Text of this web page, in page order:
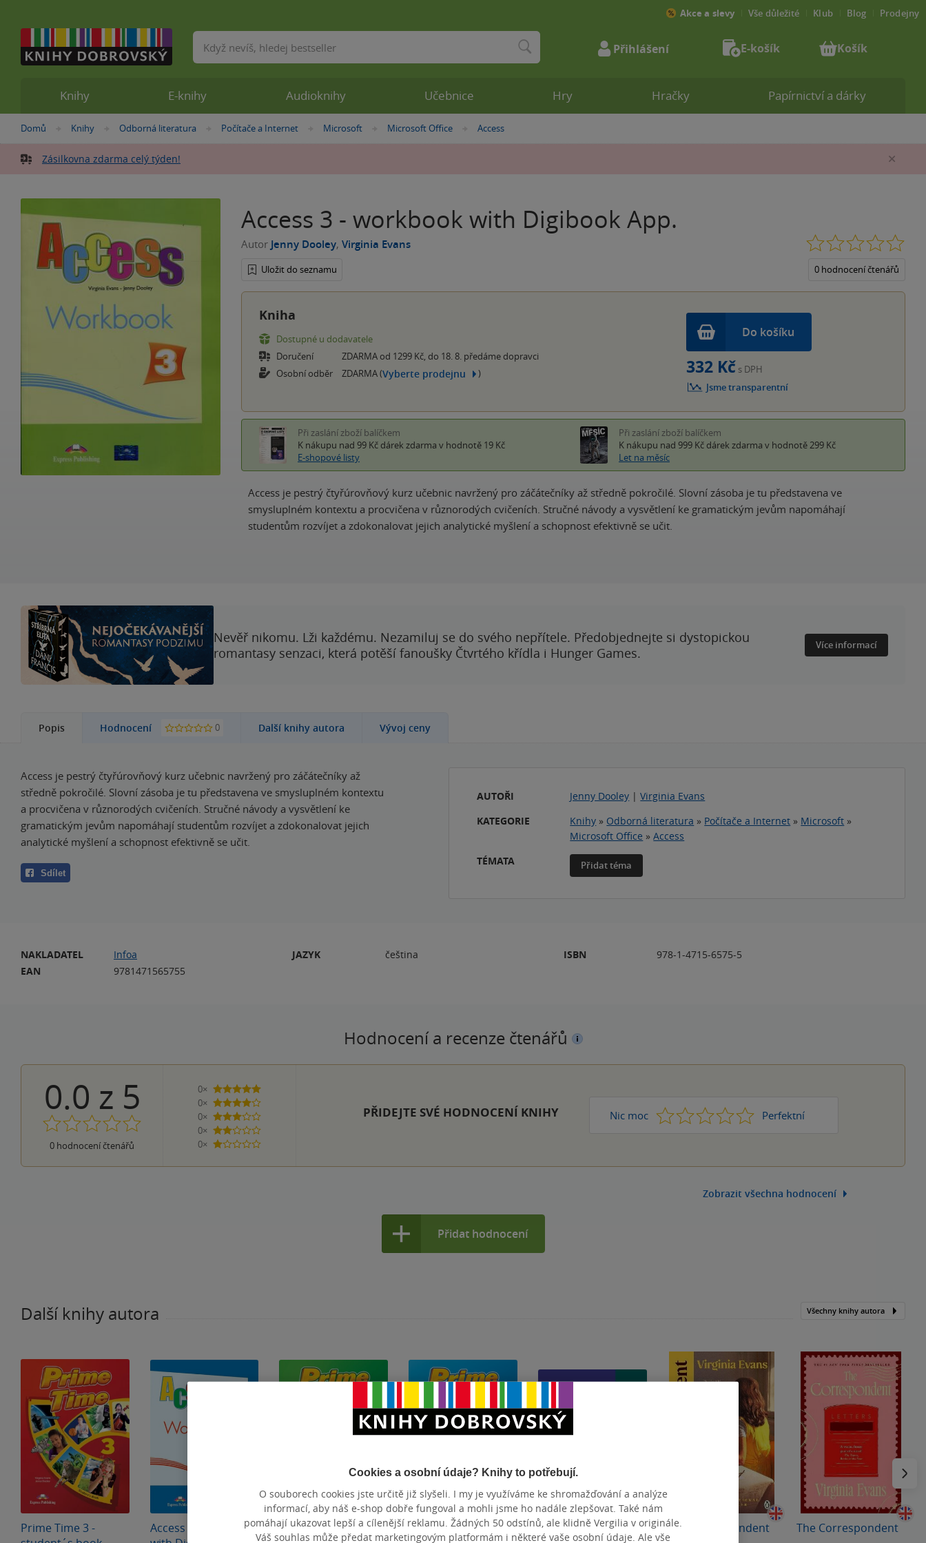
Nacházíte
zde:
Domů »
Knihy »
Odborná literatura »Počítače a Internet »
Microsoft »
Microsoft Office »Access
Zásilkovna zdarma celý týden!
Access 3 - workbook with Digibook App.
Autor Jenny Dooley, Virginia Evans
Uložit do seznamu 0 hodnocení čtenářů
Kniha
Dostupné u dodavatele
Doručení
ZDARMA od 1299 Kč, do 18. 8. předáme dopravci
Osobní odběr
ZDARMA (Vyberte prodejnu )
Do košíku
332 Kč s DPH
Jsme transparentní
Při zaslání zboží balíčkem
K nákupu nad 99 Kč dárek zdarma v hodnotě 19 Kč
E-shopové listy
Při zaslání zboží balíčkem
K nákupu nad 999 Kč dárek zdarma v hodnotě 299 Kč
Let na měsíc
Access je pestrý čtyřúrovňový kurz učebnic navržený pro záčátečníky až středně pokročilé. Slovní zásoba je tu představena ve
smysluplném kontextu a procvičena v různorodých cvičeních. Stručné návody a vysvětlení ke gramatickým jevům napomáhají
studentům rozvíjet a zdokonalovat jejich analytické myšlení a schopnost efektivně se učit.
Nevěř nikomu. Lži každému. Nezamiluj se do svého nepřítele. Předobjednejte si dystopickou
romantasy senzaci, která potěší fanoušky Čtvrtého křídla i Hunger Games.
Více informací
Popis Hodnocení 0 Další knihy autora Vývoj ceny
Access je pestrý čtyřúrovňový kurz učebnic navržený pro záčátečníky až
středně pokročilé. Slovní zásoba je tu představena ve smysluplném kontextu
a procvičena v různorodých cvičeních. Stručné návody a vysvětlení ke
gramatickým jevům napomáhají studentům rozvíjet a zdokonalovat jejich
analytické myšlení a schopnost efektivně se učit.
Sdílet
AUTOŘI Jenny Dooley |Virginia Evans
KATEGORIE
Knihy » Odborná literatura » Počítače a Internet » Microsoft »
Microsoft Office »Access
TÉMATA
Přidat téma
NAKLADATEL
Infoa
EAN
9781471565755
JAZYK čeština ISBN 978-1-4715-6575-5
Hodnocení a recenze čtenářů
0.0 z 5
0 hodnocení čtenářů
0×
5 hvězdiček
0×
4 hvězdičky
0×
3 hvězdičky
0×
2 hvězdičky
0×
1 hvezdička
PŘIDEJTE SVÉ HODNOCENÍ KNIHY Nic moc 1 2 3 4 Perfektní
5
Zobrazit všechna hodnocení
Přidat hodnocení
Další knihy autora Všechny knihy autora
Prime Time 3 -
Access 2 - workbook
Prime Time 2 -
Prime Time 1 -
Enterprise 4
The Correspondent The Correspondent
Knihy E-knihy Audioknihy Učebnice Hry Hračky Papírnictví a dárky
Akce a slevy Vše důležité Klub Blog Prodejny
Vyhledávání Přihlášení E-košík Košík
Cookies a osobní údaje? Knihy to potřebují.
O souborech cookies jste určitě již slyšeli. I my je využíváme ke shromažďování a analýze
informací, aby náš e-shop dobře fungoval a mohli jsme ho nadále zlepšovat. Také nám
pomáhají ukazovat lepší a cílenější reklamu. Žádných 50 odstínů, ale klidně Vergilia v originále.
Váš souhlas může předat marketingovým platformám i některé vaše osobní údaje. Ale vše